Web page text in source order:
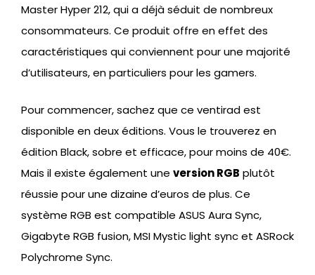
Master Hyper 212, qui a déjà séduit de nombreux
consommateurs. Ce produit offre en effet des
caractéristiques qui conviennent pour une majorité
d’utilisateurs, en particuliers pour les gamers.
Pour commencer, sachez que ce ventirad est
disponible en deux éditions. Vous le trouverez en
édition Black, sobre et efficace, pour moins de 40€.
Mais il existe également une version RGB plutôt
réussie pour une dizaine d’euros de plus. Ce
système RGB est compatible ASUS Aura Sync,
Gigabyte RGB fusion, MSI Mystic light sync et ASRock
Polychrome Sync.